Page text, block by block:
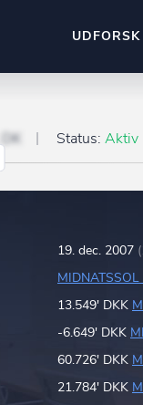
UDFORSK
Hold dig opdateret og
Sæt strøm til dit nysalg
ownr
Identificer salgsklare
Status: Aktiv
19. dec. 2007
13.549' DKK
-6.649' DKK
60.726' DKK
21.784' DKK